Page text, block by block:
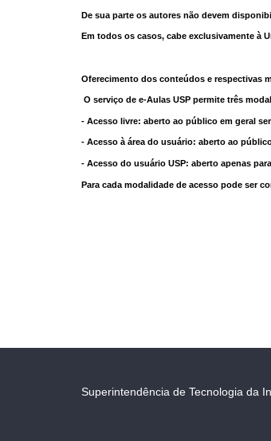
De sua parte os autores não devem
Em todos os casos, cabe exclusivamente à
Oferecimento dos conteúdos e respectivas
O serviço de e-Aulas USP permite três
- Acesso livre: aberto ao público em geral
- Acesso à área do usuário: aberto ao
- Acesso do usuário USP: aberto apenas
Para cada modalidade de acesso pode ser
Superintendência de Tecnologia da